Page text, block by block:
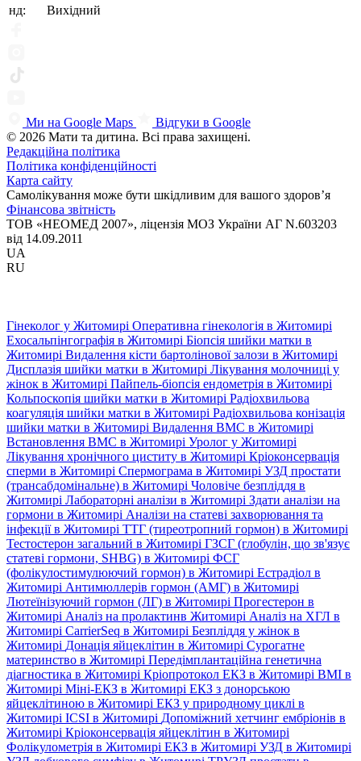
нд:
Вихідний
Ми на Google Maps
Відгуки в Google
© 2026 Мати та дитина. Всі права захищені.
Редакційна політика
Політика конфіденційності
Карта сайту
Самолікування може бути шкідливим для вашого здоров’я
Фінансова звітність
ТОВ «НЕОМЕД 2007», ліцензія МОЗ України АГ N.603203
від 14.09.2011
UA
RU
Гінеколог у Житомирі Оперативна гінекологія в Житомирі
Ехосальпінгографія в Житомирі Біопсія шийки матки в
Житомирі Видалення кісти бартолінової залози в Житомирі
Дисплазія шийки матки в Житомирі Лікування молочниці у
жінок в Житомирі Пайпель-біопсія ендометрія в Житомирі
Кольпоскопія шийки матки в Житомирі Радіохвильова
коагуляція шийки матки в Житомирі Радіохвильова конізація
шийки матки в Житомирі Видалення ВМС в Житомирі
Встановлення ВМС в Житомирі Уролог у Житомирі
Лікування хронічного циститу в Житомирі Кріоконсервація
сперми в Житомирі Спермограма в Житомирі УЗД простати
(трансабдомінальне) в Житомирі Чоловіче безпліддя в
Житомирі Лабораторні аналізи в Житомирі Здати аналізи на
гормони в Житомирі Аналізи на статеві захворювання та
інфекції в Житомирі ТТГ (тиреотропний гормон) в Житомирі
Тестостерон загальний в Житомирі ГЗСГ (глобулін, що зв'язує
статеві гормони, SHBG) в Житомирі ФСГ
(фолікулостимулюючий гормон) в Житомирі Естрадіол в
Житомирі Антимюллерів гормон (АМГ) в Житомирі
Лютеїнізуючий гормон (ЛГ) в Житомирі Прогестерон в
Житомирі Аналіз на пролактинв Житомирі Аналіз на ХГЛ в
Житомирі CarrierSeq в Житомирі Безпліддя у жінок в
Житомирі Донація яйцеклітин в Житомирі Сурогатне
материнство в Житомирі Передімплантаційна генетична
діагностика в Житомирі Кріопротокол ЕКЗ в Житомирі ВМІ в
Житомирі Міні-ЕКЗ в Житомирі ЕКЗ з донорською
яйцеклітиною в Житомирі ЕКЗ у природному циклі в
Житомирі ICSI в Житомирі Допоміжний хетчинг ембріонів в
Житомирі Кріоконсервація яйцеклітин в Житомирі
Фолікулометрія в Житомирі ЕКЗ в Житомирі УЗД в Житомирі